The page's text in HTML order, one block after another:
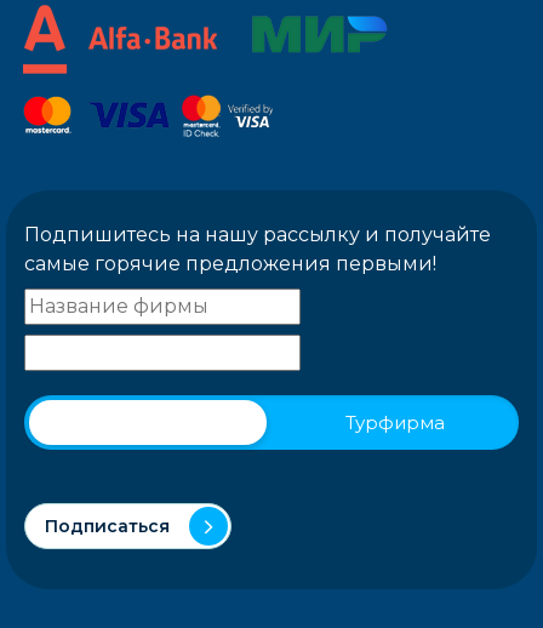
Подпишитесь на нашу рассылку и получайте
самые горячие предложения первыми!
Турфирма
Подписаться